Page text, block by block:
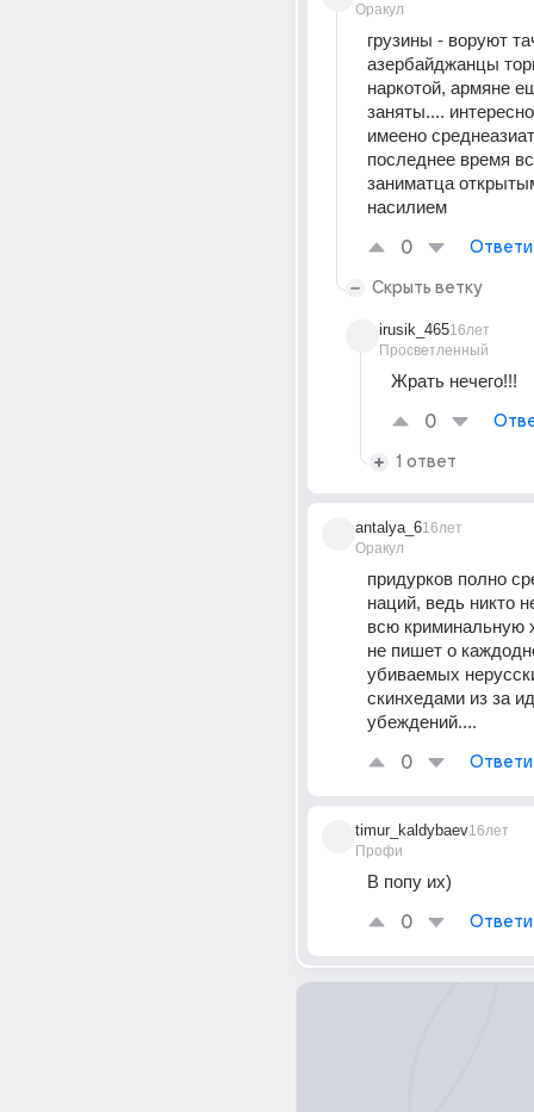
Оракул
грузины - воруют
азербайджанцы
наркотой, армяне
заняты....
имеено
последнее время
заниматца
насилием
0
Скрыть ветку
irusik_465
Просветленный
16лет
Жрать нечего!!!
0
1 ответ
antalya_6
Оракул
16лет
придурков полно
наций, ведь никто
всю криминальную
не пишет о
убиваемых
скинхедами из за
убеждений....
0
timur_kaldybaev
Профи
16лет
В попу их)
0